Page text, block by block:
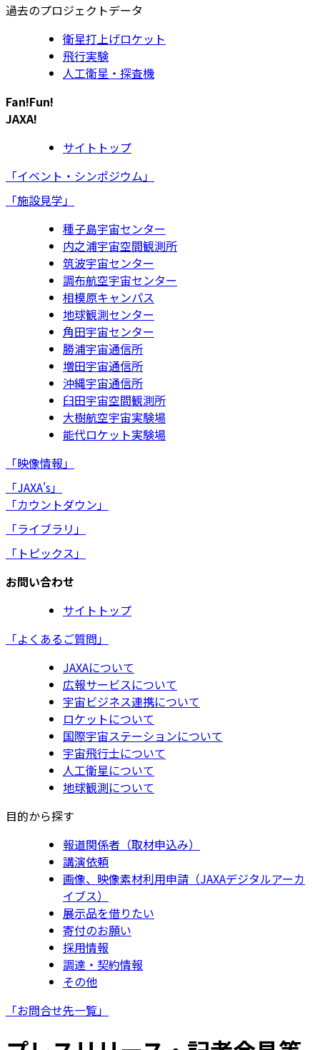
過去のプロジェクトデータ
衛星打上げロケット
飛行実験
人工衛星・探査機
Fan!Fun!
JAXA!
サイトトップ
「イベント・シンポジウム」
「施設見学」
種子島宇宙センター
内之浦宇宙空間観測所
筑波宇宙センター
調布航空宇宙センター
相模原キャンパス
地球観測センター
角田宇宙センター
勝浦宇宙通信所
増田宇宙通信所
沖縄宇宙通信所
臼田宇宙空間観測所
大樹航空宇宙実験場
能代ロケット実験場
「映像情報」
「JAXA's」
「カウントダウン」
「ライブラリ」
「トピックス」
お問い合わせ
サイトトップ
「よくあるご質問」
JAXAについて
広報サービスについて
宇宙ビジネス連携について
ロケットについて
国際宇宙ステーションについて
宇宙飛行士について
人工衛星について
地球観測について
目的から探す
報道関係者（取材申込み）
講演依頼
画像、映像素材利用申請（JAXAデジタルアーカ
イブス）
展示品を借りたい
寄付のお願い
採用情報
調達・契約情報
その他
「お問合せ先一覧」